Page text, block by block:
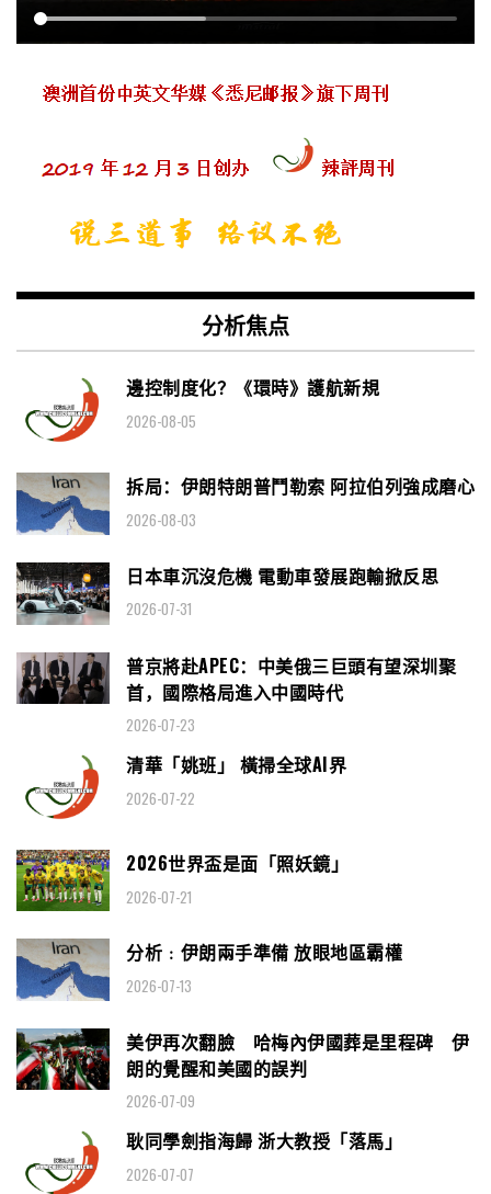
分析焦点
邊控制度化？《環時》護航新規
2026-08-05
拆局：伊朗特朗普鬥勒索 阿拉伯列強成磨心
2026-08-03
日本車沉沒危機 電動車發展跑輸掀反思
2026-07-31
普京將赴APEC：中美俄三巨頭有望深圳聚
首，國際格局進入中國時代
2026-07-23
清華「姚班」 橫掃全球AI界
2026-07-22
2026世界盃是面「照妖鏡」
2026-07-21
分析﹕伊朗兩手準備 放眼地區霸權
2026-07-13
美伊再次翻臉 哈梅內伊國葬是里程碑 伊
朗的覺醒和美國的誤判
2026-07-09
耿同學劍指海歸 浙大教授「落馬」
2026-07-07